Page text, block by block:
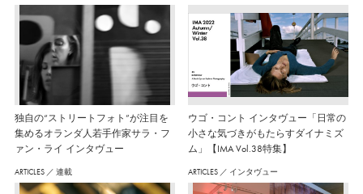
独自の“ストリートフォト”が注目を
集めるオランダ人若手作家サラ・フ
ァン・ライ インタヴュー
ウゴ・コント インタヴュー「日常の
小さな気づきがもたらすダイナミズ
ム」【IMA Vol.38特集】
ARTICLES ／ 連載 ARTICLES ／ インタヴュー